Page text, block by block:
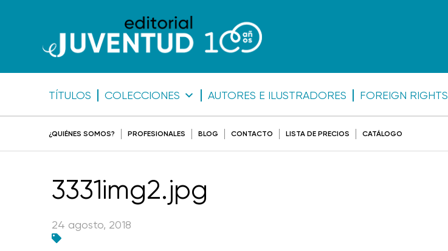
TÍTULOS COLECCIONES AUTORES E ILUSTRADORES FOREIGN RIGHTS
¿QUIÉNES SOMOS? PROFESIONALES BLOG CONTACTO LISTA DE PRECIOS CATÁLOGO
3331img2.jpg
24 agosto, 2018